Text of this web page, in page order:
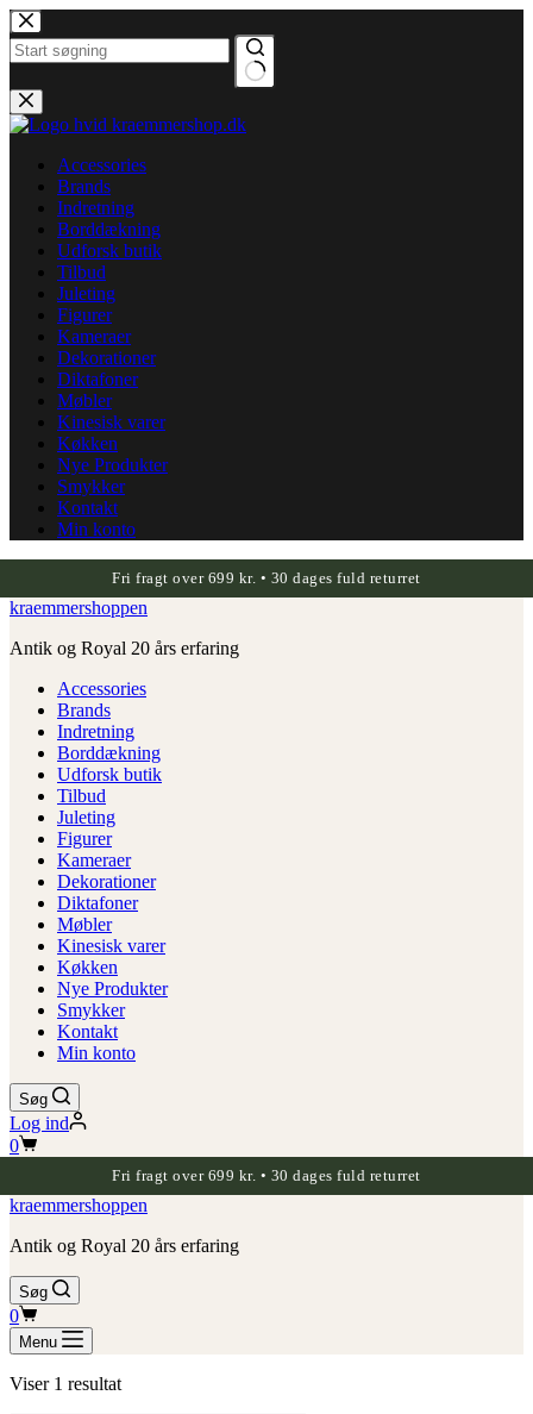
Fortsæt
til
indhold
Ingen
resultater
Accessories
Brands
Indretning
Borddækning
Udforsk butik
Tilbud
Juleting
Figurer
Kameraer
Dekorationer
Diktafoner
Møbler
Kinesisk varer
Køkken
Nye Produkter
Smykker
Kontakt
Min konto
Fri fragt over 699 kr. • 30 dages fuld returret
kraemmershoppen
Antik og Royal 20 års erfaring
Accessories
Brands
Indretning
Borddækning
Udforsk butik
Tilbud
Juleting
Figurer
Kameraer
Dekorationer
Diktafoner
Møbler
Kinesisk varer
Køkken
Nye Produkter
Smykker
Kontakt
Min konto
Søg
Log ind
Indkøbskurv
0
Fri fragt over 699 kr. • 30 dages fuld returret
kraemmershoppen
Antik og Royal 20 års erfaring
Søg
Indkøbskurv
0
Menu
Viser 1 resultat